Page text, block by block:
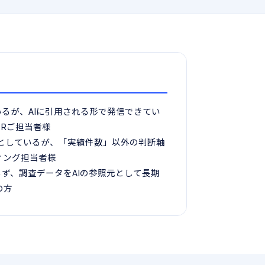
が、AIに引用される形で発信できてい
ご担当者様
しているが、「実績件数」以外の判断軸
ング担当者様
、調査データをAIの参照元として長期
方